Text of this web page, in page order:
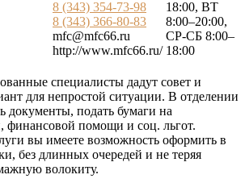
8 (343) 354-73-98
8 (343) 366-80-83
mfc@mfc66.ru
http://www.mfc66.ru/
18:00, ВТ
8:00–20:00,
СР-СБ 8:00–
18:00
специалисты дадут совет и
для непростой ситуации. B отделении
документы, подать бумаги на
финансовой помощи и соц. льгот.
вы имеетe возможность оформить в
без длинных очередей и не теряя
волокиту.